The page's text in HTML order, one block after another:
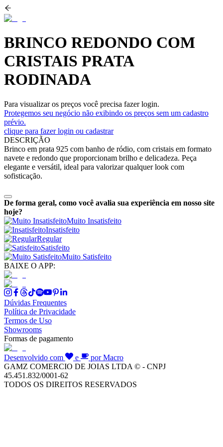
BRINCO REDONDO COM
CRISTAIS PRATA
RODINADA
Para visualizar os preços você precisa fazer login.
Protegemos seu negócio não exibindo os preços sem um cadastro
prévio.
clique para fazer login ou cadastrar
DESCRIÇÃO
Brinco em prata 925 com banho de ródio, com cristais em formato
navete e redondo que proporcionam brilho e delicadeza. Peça
elegante e versátil, ideal para valorizar qualquer look com
sofisticação.
De forma geral, como você avalia sua experiência em nosso site
hoje?
Muito Insatisfeito
Insatisfeito
Regular
Satisfeito
Muito Satisfeito
BAIXE O APP:
Dúvidas Frequentes
Política de Privacidade
Termos de Uso
Showrooms
Formas de pagamento
Desenvolvido com e
por Macro
GAMZ COMERCIO DE JOIAS LTDA © - CNPJ
45.451.832/0001-62
TODOS OS DIREITOS RESERVADOS